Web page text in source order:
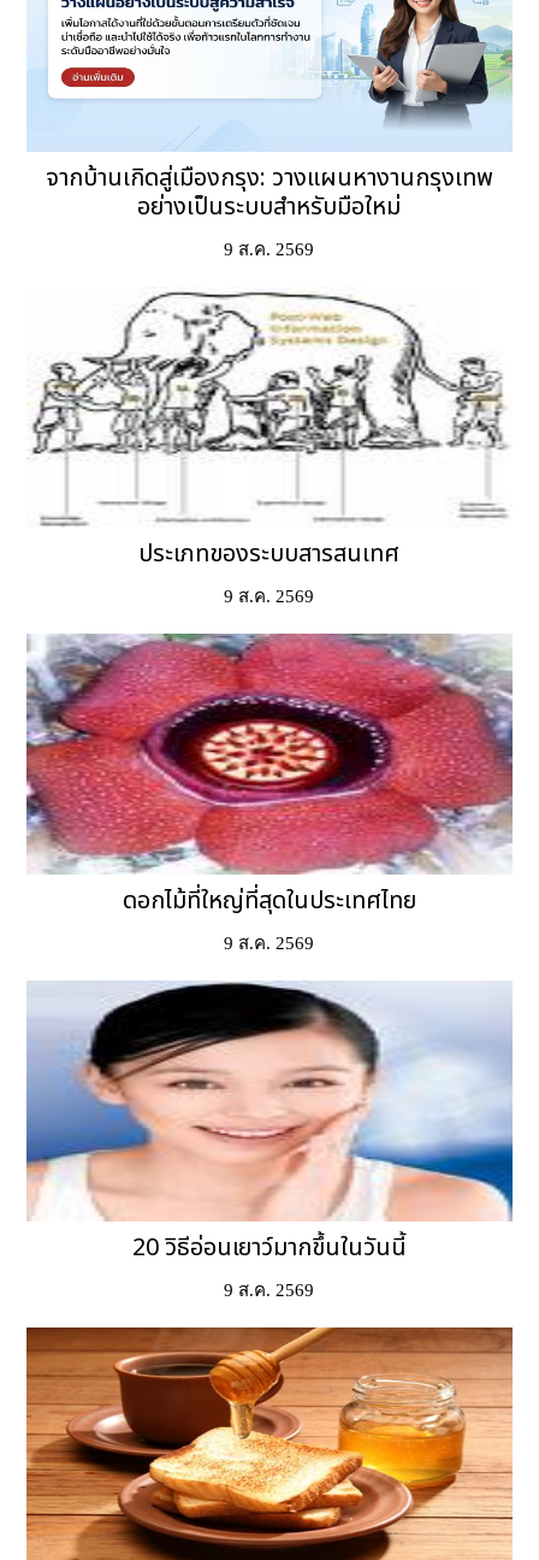
จากบ้านเกิดสู่เมืองกรุง: วางแผนหางานกรุงเทพ
อย่างเป็นระบบสำหรับมือใหม่
9 ส.ค. 2569
ประเภทของระบบสารสนเทศ
9 ส.ค. 2569
ดอกไม้ที่ใหญ่ที่สุดในประเทศไทย
9 ส.ค. 2569
20 วิธีอ่อนเยาว์มากขึ้นในวันนี้
9 ส.ค. 2569